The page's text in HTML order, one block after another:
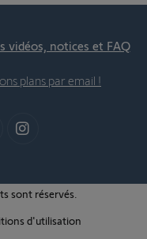
vidéos, notices et FAQ
plans par email !
sont réservés.
d'utilisation